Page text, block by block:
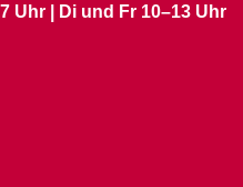
Uhr | Di und Fr 10–13 Uhr